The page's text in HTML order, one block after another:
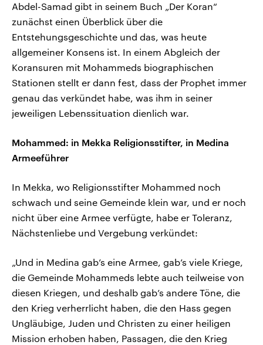
Abdel-Samad gibt in seinem Buch „Der Koran“
zunächst einen Überblick über die
Entstehungsgeschichte und das, was heute
allgemeiner Konsens ist. In einem Abgleich der
Koransuren mit Mohammeds biographischen
Stationen stellt er dann fest, dass der Prophet immer
genau das verkündet habe, was ihm in seiner
jeweiligen Lebenssituation dienlich war.
Mohammed: in Mekka Religionsstifter, in Medina
Armeeführer
In Mekka, wo Religionsstifter Mohammed noch
schwach und seine Gemeinde klein war, und er noch
nicht über eine Armee verfügte, habe er Toleranz,
Nächstenliebe und Vergebung verkündet:
„Und in Medina gab’s eine Armee, gab’s viele Kriege,
die Gemeinde Mohammeds lebte auch teilweise von
diesen Kriegen, und deshalb gab’s andere Töne, die
den Krieg verherrlicht haben, die den Hass gegen
Ungläubige, Juden und Christen zu einer heiligen
Mission erhoben haben, Passagen, die den Krieg